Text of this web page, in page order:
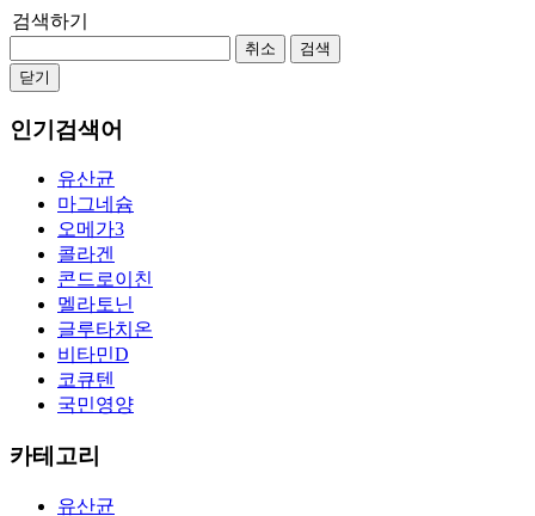
검색하기
취소
검색
닫기
인기검색어
유산균
마그네슘
오메가3
콜라겐
콘드로이친
멜라토닌
글루타치온
비타민D
코큐텐
국민영양
카테고리
유산균